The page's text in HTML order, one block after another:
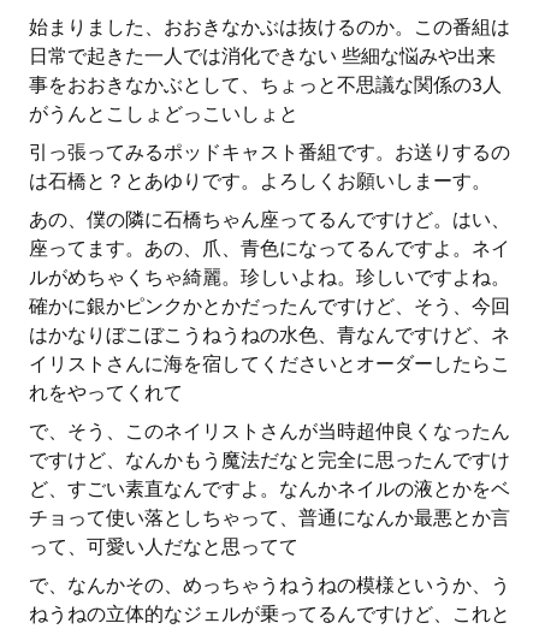
始まりました、おおきなかぶは抜けるのか。この番組は
日常で起きた一人では消化できない 些細な悩みや出来
事をおおきなかぶとして、ちょっと不思議な関係の3人
がうんとこしょどっこいしょと
引っ張ってみるポッドキャスト番組です。お送りするの
は石橋と？とあゆりです。よろしくお願いしまーす。
あの、僕の隣に石橋ちゃん座ってるんですけど。はい、
座ってます。あの、爪、青色になってるんですよ。ネイ
ルがめちゃくちゃ綺麗。珍しいよね。珍しいですよね。
確かに銀かピンクかとかだったんですけど、そう、今回
はかなりぼこぼこうねうねの水色、青なんですけど、ネ
イリストさんに海を宿してくださいとオーダーしたらこ
れをやってくれて
で、そう、このネイリストさんが当時超仲良くなったん
ですけど、なんかもう魔法だなと完全に思ったんですけ
ど、すごい素直なんですよ。なんかネイルの液とかをベ
チョって使い落としちゃって、普通になんか最悪とか言
って、可愛い人だなと思ってて
で、なんかその、めっちゃうねうねの模様というか、う
ねうねの立体的なジェルが乗ってるんですけど、これと